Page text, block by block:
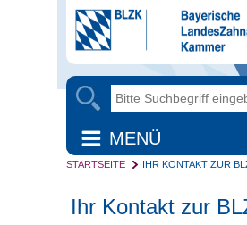
MENÜ
STARTSEITE IHR KONTAKT ZUR
Ihr Kontakt zur